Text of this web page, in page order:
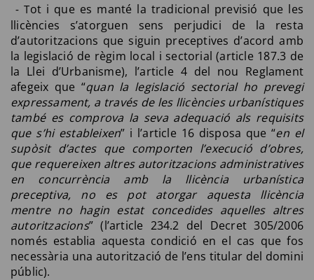
-Tot i que es manté la tradicional previsió que les
llicències s’atorguen sens perjudici de la resta
d’autoritzacions que siguin preceptives d’acord amb
la legislació de règim local i sectorial (article 187.3 de
la Llei d’Urbanisme), l’article 4 del nou Reglament
afegeix que “quan la legislació sectorial ho prevegi
expressament, a través de les llicències urbanístiques
també es comprova la seva adequació als requisits
que s’hi estableixen” i l’article 16 disposa que “en el
supòsit d’actes que comporten l’execució d’obres,
que requereixen altres autoritzacions administratives
en concurrència amb la llicència urbanística
preceptiva, no es pot atorgar aquesta llicència
mentre no hagin estat concedides aquelles altres
autoritzacions” (l’article 234.2 del Decret 305/2006
només establia aquesta condició en el cas que fos
necessària una autorització de l’ens titular del domini
públic).